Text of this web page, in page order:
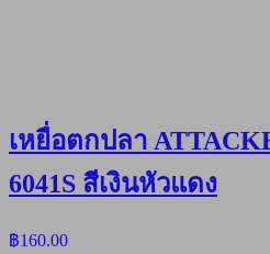
เหยื่อตกปลา
6041S สีเงินหัวแดง
฿160.00